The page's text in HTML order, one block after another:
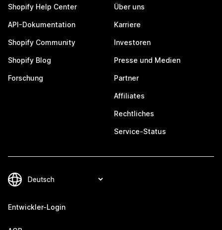
Shopify Help Center
API-Dokumentation
Shopify Community
Shopify Blog
Forschung
Über uns
Karriere
Investoren
Presse und Medien
Partner
Affiliates
Rechtliches
Service-Status
Entwickler-Login